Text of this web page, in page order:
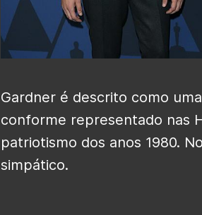
Gardner é descrito como
conforme representado nas
patriotismo dos anos 1980.
simpático.